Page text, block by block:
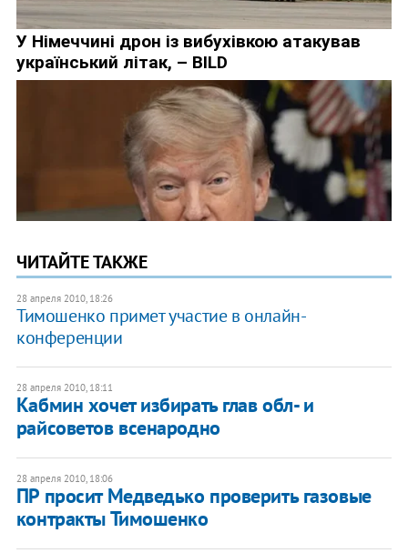
ЧИТАЙТЕ ТАКЖЕ
28 апреля 2010, 18:26
Тимошенко примет участие в онлайн-
конференции
28 апреля 2010, 18:11
Кабмин хочет избирать глав обл- и
райсоветов всенародно
28 апреля 2010, 18:06
ПР просит Медведько проверить газовые
контракты Тимошенко